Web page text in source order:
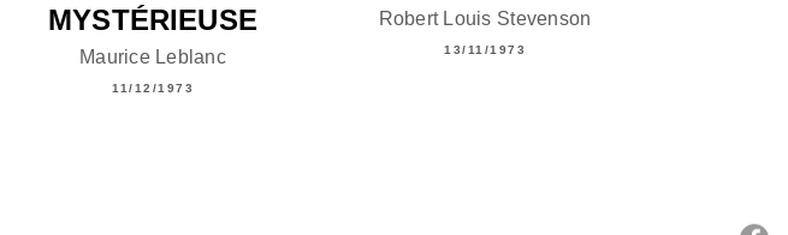
MYSTÉRIEUSE
Maurice Leblanc
11/12/1973
Robert Louis Stevenson
13/11/1973